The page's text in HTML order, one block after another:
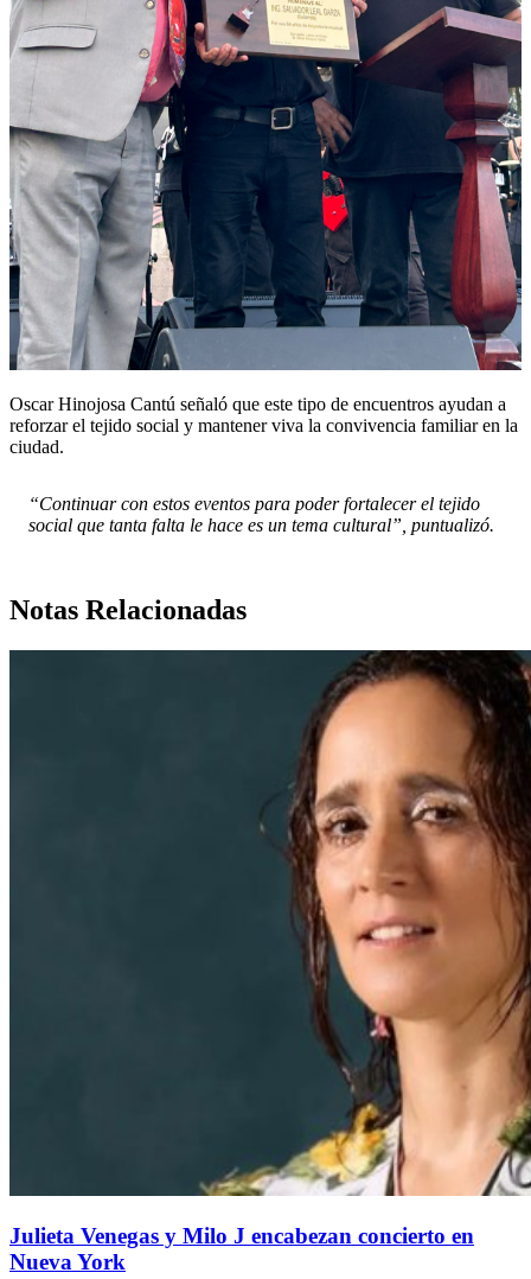
Oscar Hinojosa Cantú señaló que este tipo de encuentros ayudan a
reforzar el tejido social y mantener viva la convivencia familiar en la
ciudad.
“Continuar con estos eventos para poder fortalecer el tejido
social que tanta falta le hace es un tema cultural”, puntualizó.
Notas Relacionadas
Julieta Venegas y Milo J encabezan concierto en
Nueva York